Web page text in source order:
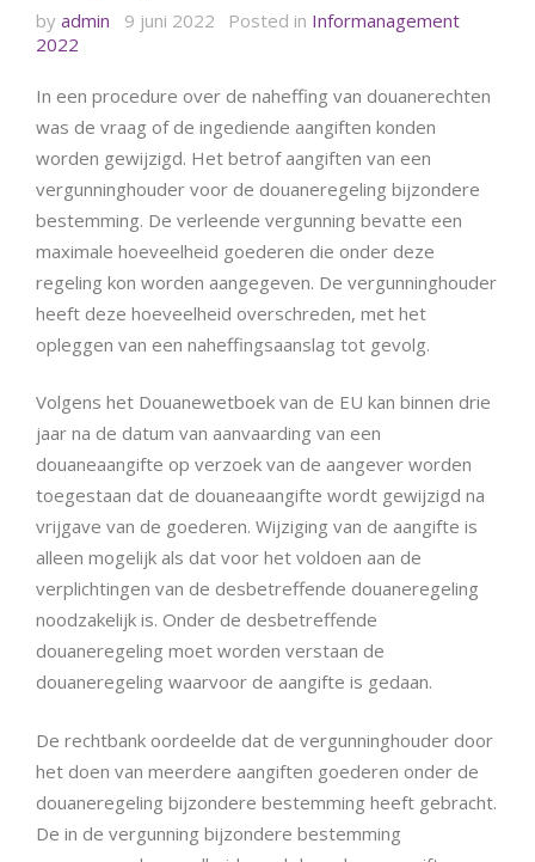
by admin 9 juni 2022 Posted in Informanagement
2022
In een procedure over de naheffing van douanerechten
was de vraag of de ingediende aangiften konden
worden gewijzigd. Het betrof aangiften van een
vergunninghouder voor de douaneregeling bijzondere
bestemming. De verleende vergunning bevatte een
maximale hoeveelheid goederen die onder deze
regeling kon worden aangegeven. De vergunninghouder
heeft deze hoeveelheid overschreden, met het
opleggen van een naheffingsaanslag tot gevolg.
Volgens het Douanewetboek van de EU kan binnen drie
jaar na de datum van aanvaarding van een
douaneaangifte op verzoek van de aangever worden
toegestaan dat de douaneaangifte wordt gewijzigd na
vrijgave van de goederen. Wijziging van de aangifte is
alleen mogelijk als dat voor het voldoen aan de
verplichtingen van de desbetreffende douaneregeling
noodzakelijk is. Onder de desbetreffende
douaneregeling moet worden verstaan de
douaneregeling waarvoor de aangifte is gedaan.
De rechtbank oordeelde dat de vergunninghouder door
het doen van meerdere aangiften goederen onder de
douaneregeling bijzondere bestemming heeft gebracht.
De in de vergunning bijzondere bestemming